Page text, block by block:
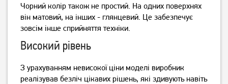
Стайлер Philips StraightCare
Essential BHS377/00
1 449грн 379 грн
Чорний колір також не простий. На одних поверхнях
він матовий, на інших - глянцевий. Це забезпечує
зовсім інше сприйняття техніки.
Високий рівень
З урахуванням невисокої ціни моделі виробник
реалізував безліч цікавих рішень, які здивують навіть